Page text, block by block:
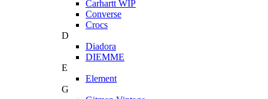
Carhartt WIP
Converse
Crocs
D
Diadora
DIEMME
E
Element
G